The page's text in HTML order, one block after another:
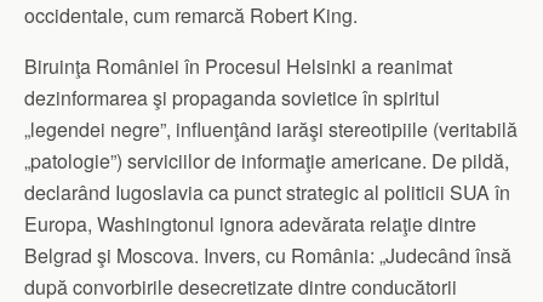
occidentale, cum remarcă Robert King.
Biruinţa României în Procesul Helsinki a reanimat
dezinformarea şi propaganda sovietice în spiritul
„legendei negre”, influenţând iarăşi stereotipiile (veritabilă
„patologie”) serviciilor de informaţie americane. De pildă,
declarând Iugoslavia ca punct strategic al politicii SUA în
Europa, Washingtonul ignora adevărata relaţie dintre
Belgrad şi Moscova. Invers, cu România: „Judecând însă
după convorbirile desecretizate dintre conducătorii